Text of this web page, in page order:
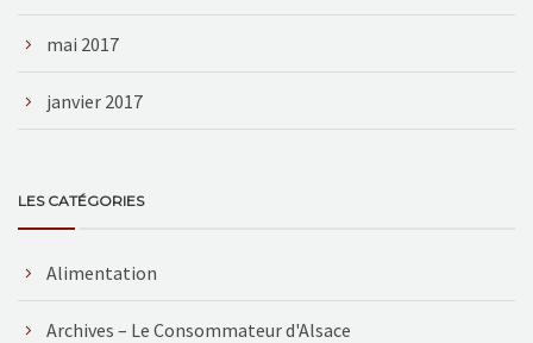
mai 2017
janvier 2017
LES CATÉGORIES
Alimentation
Archives – Le Consommateur d'Alsace